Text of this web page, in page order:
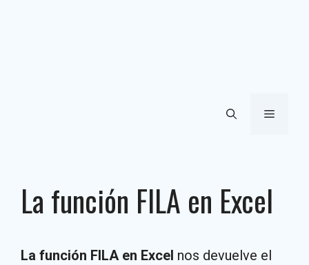
Menú
La función FILA en Excel
La función FILA en Excel nos devuelve el